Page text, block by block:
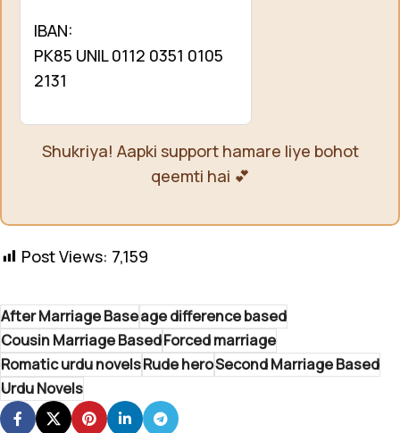
IBAN:
PK85 UNIL 0112 0351 0105
2131
Shukriya! Aapki support hamare liye bohot
qeemti hai 💕
Post Views: 7,159
After Marriage Baseage difference based
Cousin Marriage BasedForced marriage
Romatic urdu novelsRude heroSecond Marriage Based
Urdu Novels